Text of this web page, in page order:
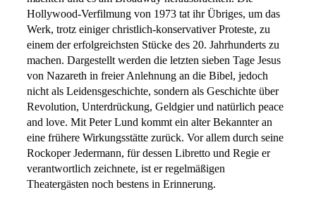
Hollywood-Verfilmung von 1973 tat ihr Übriges, um das
Werk, trotz einiger christlich-konservativer Proteste, zu
einem der erfolgreichsten Stücke des 20. Jahrhunderts zu
machen. Dargestellt werden die letzten sieben Tage Jesus
von Nazareth in freier Anlehnung an die Bibel, jedoch
nicht als Leidensgeschichte, sondern als Geschichte über
Revolution, Unterdrückung, Geldgier und natürlich peace
and love. Mit Peter Lund kommt ein alter Bekannter an
eine frühere Wirkungsstätte zurück. Vor allem durch seine
Rockoper Jedermann, für dessen Libretto und Regie er
verantwortlich zeichnete, ist er regelmäßigen
Theatergästen noch bestens in Erinnerung.